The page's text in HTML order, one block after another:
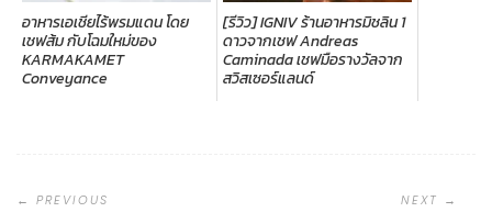
อาหารเอเชียไร้พรมแดน โดย
เชฟส้ม กับโฉมใหม่ของ
KARMAKAMET
Conveyance
[รีวิว] IGNIV ร้านอาหารมิชลิน 1
ดาวจากเชฟ Andreas
Caminada เชฟมือรางวัลจาก
สวิสเซอร์แลนด์
Navigation